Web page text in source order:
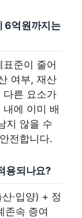
6억원까지는
준이 줄어
여부, 재산
다른 요소가
에 이미 배
지 않을 수
전합니다.
용되나요?
·입양) + 정
존속 증여